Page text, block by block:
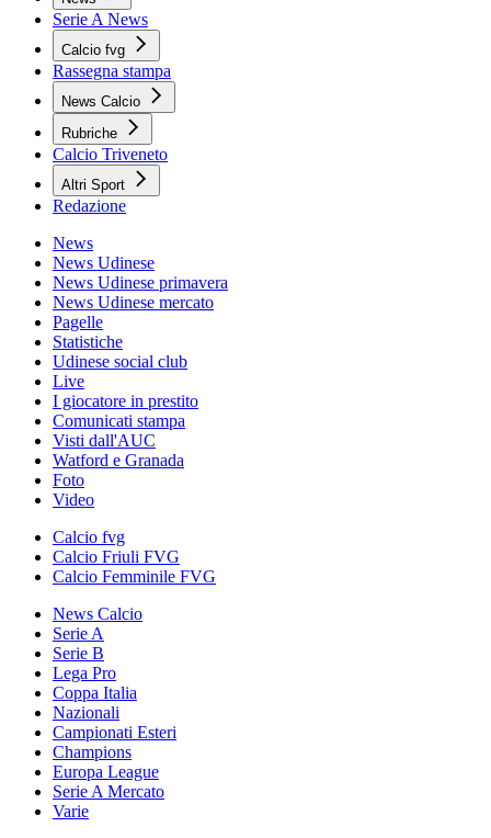
Serie A News
Calcio fvg
Rassegna stampa
News Calcio
Rubriche
Calcio Triveneto
Altri Sport
Redazione
News
News Udinese
News Udinese primavera
News Udinese mercato
Pagelle
Statistiche
Udinese social club
Live
I giocatore in prestito
Comunicati stampa
Visti dall'AUC
Watford e Granada
Foto
Video
Calcio fvg
Calcio Friuli FVG
Calcio Femminile FVG
News Calcio
Serie A
Serie B
Lega Pro
Coppa Italia
Nazionali
Campionati Esteri
Champions
Europa League
Serie A Mercato
Varie